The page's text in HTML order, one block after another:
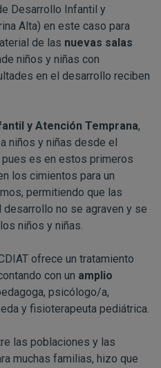
Desarrollo Infantil y
Alta) en este caso para
de las nuevas salas
niños y niñas con
en el desarrollo reciben
y Atención Temprana,
niños y niñas desde el
es en estos primeros
los cimientos para un
permitiendo que las
no se agraven y se
niños y niñas.
ofrece un tratamiento
con un amplio
psicólogo/a,
y fisioterapeuta pediátrica.
las poblaciones y las
muchas familias, hizo que